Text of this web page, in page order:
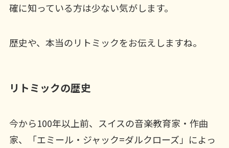
確に知っている方は少ない気がします。
歴史や、本当のリトミックをお伝えしますね。
リトミックの歴史
今から100年以上前、スイスの音楽教育家・作曲
家、「エミール・ジャック=ダルクローズ」によっ